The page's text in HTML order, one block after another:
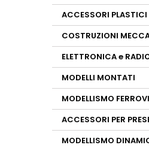
ACCESSORI PLASTICI
COSTRUZIONI
ELETTRONICA e
MODELLI MONTATI
MODELLISMO
ACCESSORI PER
MODELLISMO